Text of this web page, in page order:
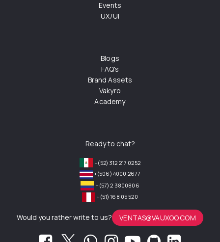
Events
UX/UI
Blogs
FAQ's
Brand Assets
Vakyro
Academy
Ready to chat?
+(52) 312 217 0252
+(506) 4000 2677
+(57) 2 3800806
+(51) 168 05 520
Would you rather write to us? VENTAS@VAUXOO.COM